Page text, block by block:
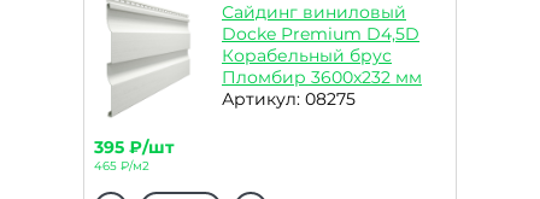
Сайдинг виниловый
Docke Premium D4,5D
Корабельный брус
Пломбир 3600х232 мм
Артикул: 08275
395 ₽/шт
465 ₽/м2